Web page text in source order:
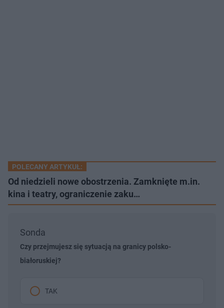
POLECANY ARTYKUŁ:
Od niedzieli nowe obostrzenia. Zamknięte m.in.
kina i teatry, ograniczenie zaku…
Sonda
Czy przejmujesz się sytuacją na granicy polsko-
białoruskiej?
TAK